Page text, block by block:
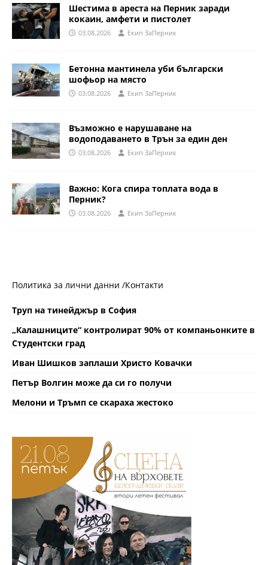
Шестима в ареста на Перник заради
кокаин, амфети и пистолет
03.08.2026 Eкип ЗаПерник
Бетонна мантинела уби български
шофьор на място
03.08.2026 Eкип ЗаПерник
Възможно е нарушаване на
водоподаването в Трън за един ден
03.08.2026 Eкип ЗаПерник
Важно: Кога спира топлата вода в
Перник?
03.08.2026 Eкип ЗаПерник
Политика за лични данни /Контакти
Труп на тинейджър в София
„Калашниците“ контролират 90% от компаньонките в
Студентски град
Иван Шишков заплаши Христо Ковачки
Петър Волгин може да си го получи
Мелони и Тръмп се скараха жестоко